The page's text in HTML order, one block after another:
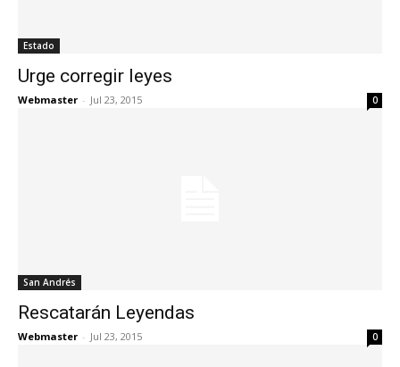
Estado
Urge corregir leyes
Webmaster - Jul 23, 2015 0
San Andrés
Rescatarán Leyendas
Webmaster - Jul 23, 2015 0